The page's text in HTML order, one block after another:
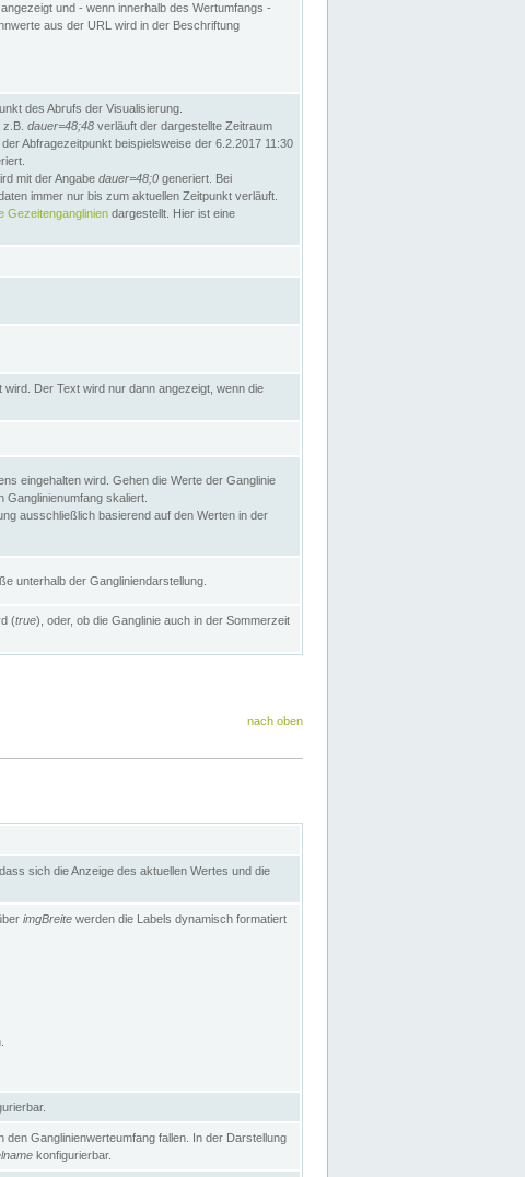
und - wenn innerhalb des Wertumfangs -
aus der URL wird in der Beschriftung
des Abrufs der Visualisierung.
dauer=48;48 verläuft der dargestellte Zeitraum
Abfragezeitpunkt beispielsweise der 6.2.2017 11:30
mit der Angabe dauer=48;0 generiert. Bei
immer nur bis zum aktuellen Zeitpunkt verläuft.
Gezeitenganglinien dargestellt. Hier ist eine
Der Text wird nur dann angezeigt, wenn die
eingehalten wird. Gehen die Werte der Ganglinie
skaliert.
ausschließlich basierend auf den Werten in der
unterhalb der Gangliniendarstellung.
(true), oder, ob die Ganglinie auch in der Sommerzeit
nach oben
sich die Anzeige des aktuellen Wertes und die
imgBreite werden die Labels dynamisch formatiert
Ganglinienwerteumfang fallen. In der Darstellung
konfigurierbar.